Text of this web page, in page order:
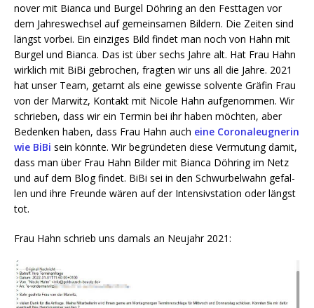
no­ver mit Bian­ca und Bur­gel Döh­ring an den Fest­ta­gen vor
dem Jah­res­wech­sel auf gemein­sa­men Bil­dern. Die Zei­ten sind
längst vor­bei. Ein ein­zi­ges Bild fin­det man noch von Hahn mit
Bur­gel und Bian­ca. Das ist über sechs Jah­re alt. Hat Frau Hahn
wirk­lich mit BiBi gebro­chen, frag­ten wir uns all die Jah­re. 2021
hat unser Team, getarnt als eine gewis­se sol­ven­te Grä­fin Frau
von der Mar­witz, Kon­takt mit Nico­le Hahn auf­ge­nom­men. Wir
schrie­ben, dass wir ein Ter­min bei ihr haben möch­ten, aber
Beden­ken haben, dass Frau Hahn auch eine Coro­na­leug­ne­rin
wie BiBi sein könn­te. Wir begrün­de­ten die­se Ver­mu­tung damit,
dass man über Frau Hahn Bil­der mit Bian­ca Döh­ring im Netz
und auf dem Blog fin­det. BiBi sei in den Schwur­bel­wahn gefal­
len und ihre Freun­de wären auf der Inten­siv­sta­ti­on oder längst
tot.
Frau Hahn schrieb uns damals an Neu­jahr 2021: